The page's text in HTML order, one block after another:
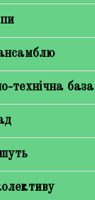
технічна база